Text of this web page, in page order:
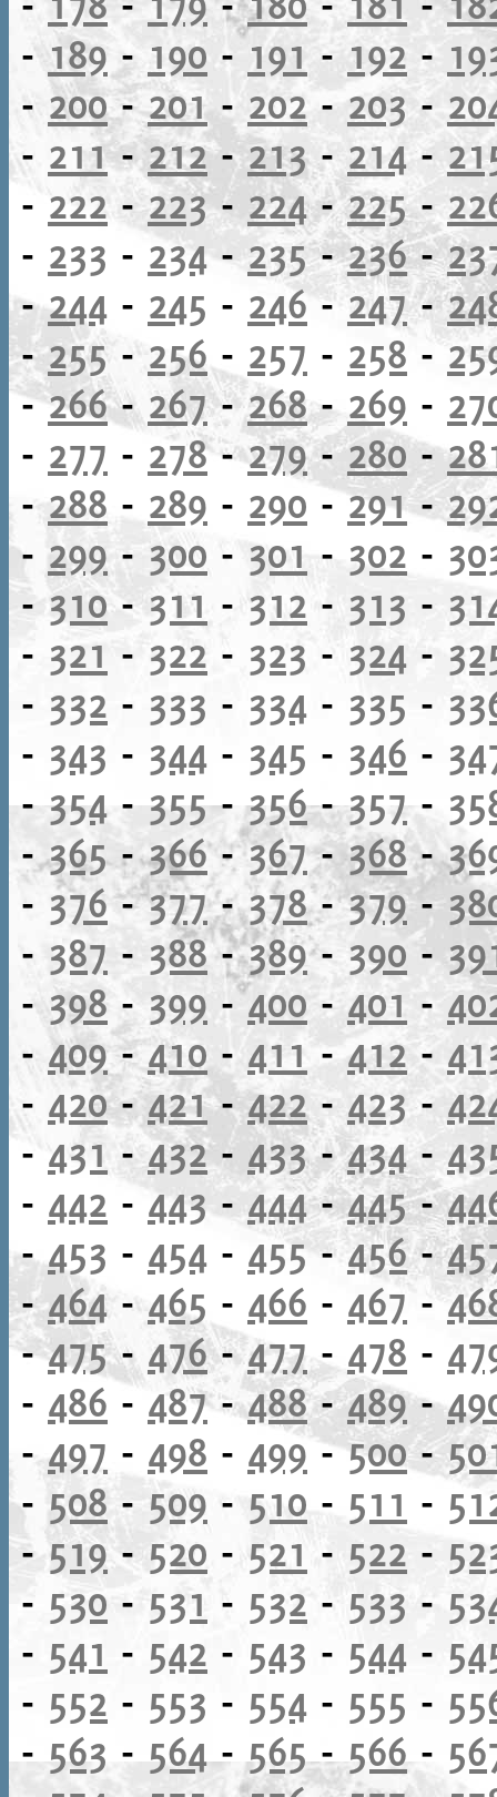
- 189 -190 -191 - 192 -
- 200-201-202 - 203 -
- 211-212-213- 214-
- 222 -223- 224-225-
- 233 - 234-235-236-
-244 - 245 - 246-247-
-255-256 - 257 - 258 -
-266- 267-268- 269 -
- 277 - 278-279-280-
-288 - 289 - 290 -291-
- 299 -300 - 301 - 302 -
- 310-311 - 312 - 313 -
- 321 - 322 - 323 - 324 -
- 332 - 333 - 334 - 335 -
- 343 - 344 - 345 - 346 -
-354 -355-356-357-
-365-366-367-368-
- 376-377-378-379-
- 387 - 388-389- 390 -
-398 -399 -400 - 401 -
- 409-410 -411-412 -
- 420-421-422 - 423-
- 431 -432- 433-434-
- 442 -443-444-445-
-453 - 454 - 455-456-
-464-465 - 466 - 467-
-475- 476-477- 478 -
- 486 - 487-488-489-
-497 - 498 - 499-500-
- 508 -509 - 510 - 511 -
-519-520 - 521 - 522 -
- 530 - 531 - 532 - 533 -
- 541 - 542 - 543 - 544 -
- 552 - 553 - 554 - 555 -
- 563 -564-565-566-